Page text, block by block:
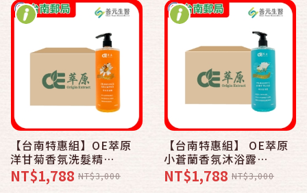
【台南特惠組】OE萃原
洋甘菊香氛洗髮精
1000ml (12罐/箱)_善元
生醫
NT$1,788 NT$3,000
【台南特惠組】 OE萃原
小蒼蘭香氛沐浴露
1000ml (12罐/箱)_善元
生醫
NT$1,788 NT$3,000